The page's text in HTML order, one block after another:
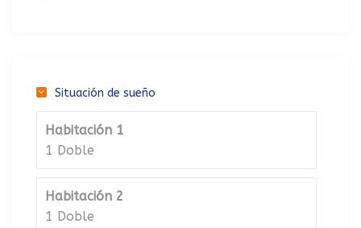
Situación de sueño
Habitación 1
1 Doble
Habitación 2
1 Doble